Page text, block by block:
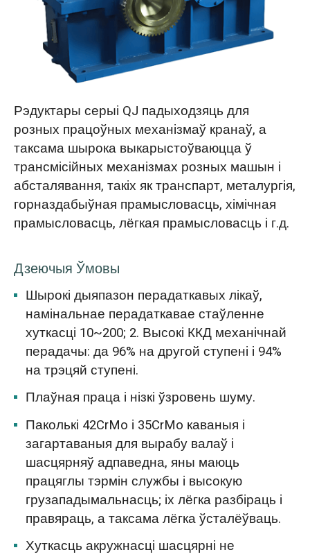
Рэдуктары серыі QJ падыходзяць для
розных працоўных механізмаў кранаў, а
таксама шырока выкарыстоўваюцца ў
трансмісійных механізмах розных машын і
абсталявання, такіх як транспарт, металургія,
горназдабыўная прамысловасць, хімічная
прамысловасць, лёгкая прамысловасць і г.д.
Дзеючыя Ўмовы
Шырокі дыяпазон перадаткавых лікаў,
намінальнае перадаткавае стаўленне
хуткасці 10~200; 2. Высокі ККД механічнай
перадачы: да 96% на другой ступені і 94%
на трэцяй ступені.
Плаўная праца і нізкі ўзровень шуму.
Паколькі 42CrMo і 35CrMo каваныя і
загартаваныя для вырабу валаў і
шасцярняў адпаведна, яны маюць
працяглы тэрмін службы і высокую
грузападымальнасць; іх лёгка разбіраць і
правяраць, а таксама лёгка ўсталёўваць.
Хуткасць акружнасці шасцярні не